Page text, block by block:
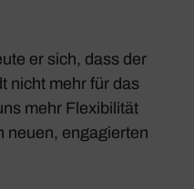
er sich, dass der
nicht mehr für das
mehr Flexi­bi­lität
neuen, enga­gierten